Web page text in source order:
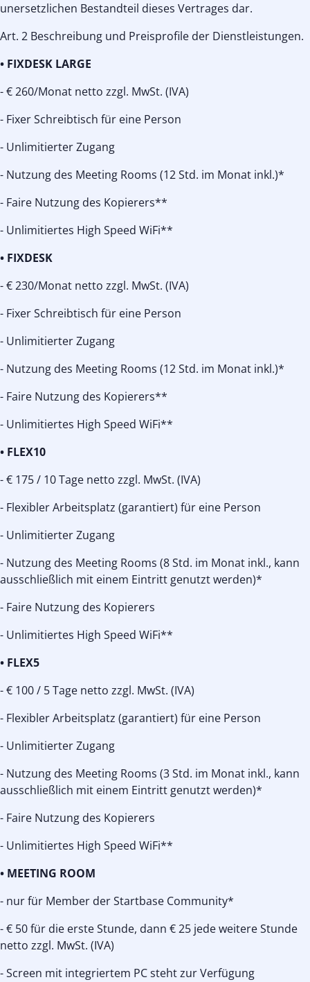
unersetzlichen Bestandteil dieses Vertrages dar.
Art. 2 Beschreibung und Preisprofile der Dienstleistungen.
• FIXDESK LARGE
- € 260/Monat netto zzgl. MwSt. (IVA)
- Fixer Schreibtisch für eine Person
- Unlimitierter Zugang
- Nutzung des Meeting Rooms (12 Std. im Monat inkl.)*
- Faire Nutzung des Kopierers**
- Unlimitiertes High Speed WiFi**
• FIXDESK
- € 230/Monat netto zzgl. MwSt. (IVA)
- Fixer Schreibtisch für eine Person
- Unlimitierter Zugang
- Nutzung des Meeting Rooms (12 Std. im Monat inkl.)*
- Faire Nutzung des Kopierers**
- Unlimitiertes High Speed WiFi**
• FLEX10
- € 175 / 10 Tage netto zzgl. MwSt. (IVA)
- Flexibler Arbeitsplatz (garantiert) für eine Person
- Unlimitierter Zugang
- Nutzung des Meeting Rooms (8 Std. im Monat inkl., kann
ausschließlich mit einem Eintritt genutzt werden)*
- Faire Nutzung des Kopierers
- Unlimitiertes High Speed WiFi**
• FLEX5
- € 100 / 5 Tage netto zzgl. MwSt. (IVA)
- Flexibler Arbeitsplatz (garantiert) für eine Person
- Unlimitierter Zugang
- Nutzung des Meeting Rooms (3 Std. im Monat inkl., kann
ausschließlich mit einem Eintritt genutzt werden)*
- Faire Nutzung des Kopierers
- Unlimitiertes High Speed WiFi**
• MEETING ROOM
- nur für Member der Startbase Community*
- € 50 für die erste Stunde, dann € 25 jede weitere Stunde
netto zzgl. MwSt. (IVA)
- Screen mit integriertem PC steht zur Verfügung